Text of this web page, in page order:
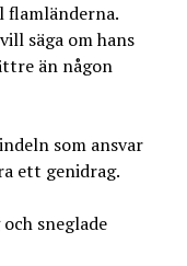
säga om hans
än någon
som ansvar
ett genidrag.
sneglade